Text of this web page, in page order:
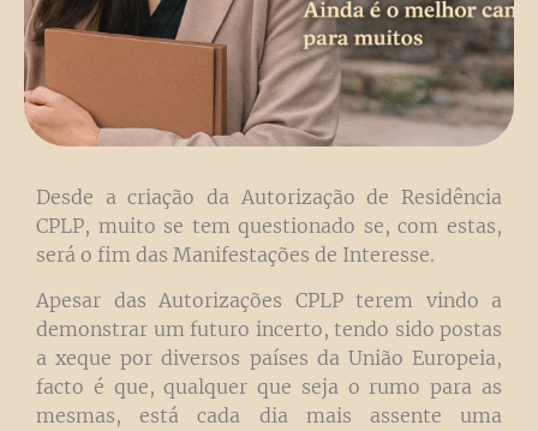
Desde a criação da Autorização de Residência
CPLP, muito se tem questionado se, com estas,
será o fim das Manifestações de Interesse.
Apesar das Autorizações CPLP terem vindo a
demonstrar um futuro incerto, tendo sido postas
a xeque por diversos países da União Europeia,
facto é que, qualquer que seja o rumo para as
mesmas, está cada dia mais assente uma